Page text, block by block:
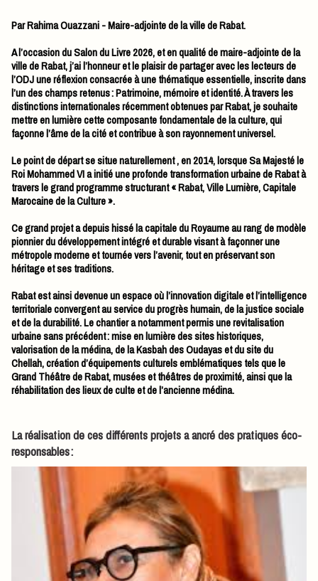
Par Rahima Ouazzani - Maire-adjointe de la ville de Rabat.
A l’occasion du Salon du Livre 2026, et en qualité de maire-adjointe de la
ville de Rabat, j’ai l’honneur et le plaisir de partager avec les lecteurs de
l’ODJ une réflexion consacrée à une thématique essentielle, inscrite dans
l’un des champs retenus : Patrimoine, mémoire et identité. À travers les
distinctions internationales récemment obtenues par Rabat, je souhaite
mettre en lumière cette composante fondamentale de la culture, qui
façonne l’âme de la cité et contribue à son rayonnement universel.
Le point de départ se situe naturellement , en 2014, lorsque Sa Majesté le
Roi Mohammed VI a initié une profonde transformation urbaine de Rabat à
travers le grand programme structurant « Rabat, Ville Lumière, Capitale
Marocaine de la Culture ».
Ce grand projet a depuis hissé la capitale du Royaume au rang de modèle
pionnier du développement intégré et durable visant à façonner une
métropole moderne et tournée vers l’avenir, tout en préservant son
héritage et ses traditions.
Rabat est ainsi devenue un espace où l’innovation digitale et l’intelligence
territoriale convergent au service du progrès humain, de la justice sociale
et de la durabilité. Le chantier a notamment permis une revitalisation
urbaine sans précédent : mise en lumière des sites historiques,
valorisation de la médina, de la Kasbah des Oudayas et du site du
Chellah, création d’équipements culturels emblématiques tels que le
Grand Théâtre de Rabat, musées et théâtres de proximité, ainsi que la
réhabilitation des lieux de culte et de l’ancienne médina.
La réalisation de ces différents projets a ancré des pratiques éco-
responsables :